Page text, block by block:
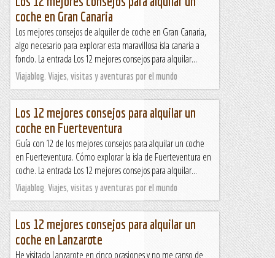
coche en Gran Canaria
Los mejores consejos de alquiler de coche en Gran Canaria,
algo necesario para explorar esta maravillosa isla canaria a
fondo. La entrada Los 12 mejores consejos para alquilar...
Viajablog. Viajes, visitas y aventuras por el mundo
Los 12 mejores consejos para alquilar un
coche en Fuerteventura
Guía con 12 de los mejores consejos para alquilar un coche
en Fuerteventura. Cómo explorar la isla de Fuerteventura en
coche. La entrada Los 12 mejores consejos para alquilar...
Viajablog. Viajes, visitas y aventuras por el mundo
Los 12 mejores consejos para alquilar un
coche en Lanzarote
He visitado Lanzarote en cinco ocasiones y no me canso de